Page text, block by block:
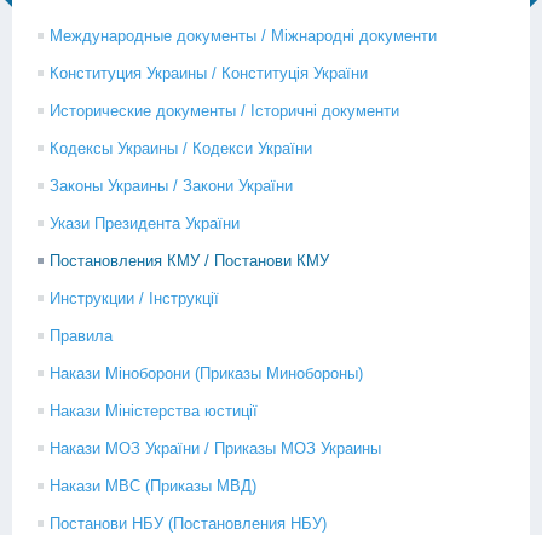
Международные документы / Міжнародні документи
Конституция Украины / Конституція України
Исторические документы / Історичні документи
Кодексы Украины / Кодекси України
Законы Украины / Закони України
Укази Президента України
Постановления КМУ / Постанови КМУ
Инструкции / Інструкції
Правила
Накази Міноборони (Приказы Минобороны)
Накази Міністерства юстиції
Накази МОЗ України / Приказы МОЗ Украины
Накази МВС (Приказы МВД)
Постанови НБУ (Постановления НБУ)